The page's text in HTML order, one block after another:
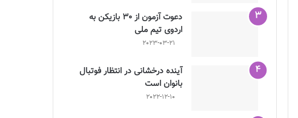
دعوت آزمون از 30 بازیکن به
اردوی تیم ملی
2023-03-21
آینده درخشانی در انتظار فوتبال
بانوان است
2022-12-10